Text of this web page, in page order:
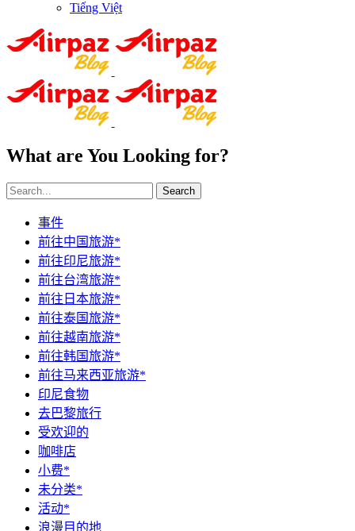
Tiếng Việt
What are You Looking for?
Search
事件
前往中国旅游*
前往印尼旅游*
前往台湾旅游*
前往日本旅游*
前往泰国旅游*
前往越南旅游*
前往韩国旅游*
前往马来西亚旅游*
印尼食物
去巴黎旅行
受欢迎的
咖啡店
小费*
未分类*
活动*
浪漫目的地